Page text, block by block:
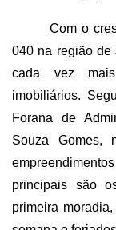
Com o
040 na região de
cada vez
imobiliários.
Forana de
Souza Gomes,
principais são
primeira